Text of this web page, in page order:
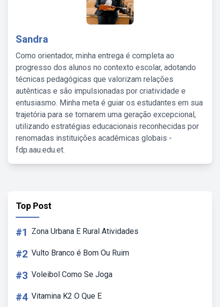
Sandra
Como orientador, minha entrega é completa ao
progresso dos alunos no contexto escolar, adotando
técnicas pedagógicas que valorizam relações
autênticas e são impulsionadas por criatividade e
entusiasmo. Minha meta é guiar os estudantes em sua
trajetória para se tornarem uma geração excepcional,
utilizando estratégias educacionais reconhecidas por
renomadas instituições acadêmicas globais -
fdp.aau.edu.et.
Top Post
#1 Zona Urbana E Rural Atividades
#2 Vulto Branco é Bom Ou Ruim
#3 Voleibol Como Se Joga
#4 Vitamina K2 O Que E